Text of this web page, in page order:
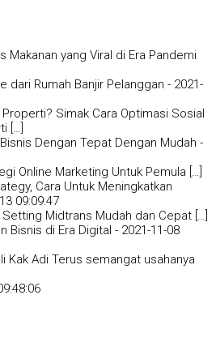
Makanan yang Viral di Era Pandemi
dari Rumah Banjir Pelanggan - 2021-
Properti? Simak Cara Optimasi Sosial
[…]
Dengan Tepat Dengan Mudah -
Online Marketing Untuk Pemula […]
Cara Untuk Meningkatkan
09:09:47
Midtrans Mudah dan Cepat […]
Bisnis di Era Digital - 2021-11-08
Kak Adi Terus semangat usahanya